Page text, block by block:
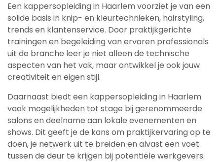
Een kappersopleiding in Haarlem voorziet je van een
solide basis in knip- en kleurtechnieken, hairstyling,
trends en klantenservice. Door praktijkgerichte
trainingen en begeleiding van ervaren professionals
uit de branche leer je niet alleen de technische
aspecten van het vak, maar ontwikkel je ook jouw
creativiteit en eigen stijl.
Daarnaast biedt een kappersopleiding in Haarlem
vaak mogelijkheden tot stage bij gerenommeerde
salons en deelname aan lokale evenementen en
shows. Dit geeft je de kans om praktijkervaring op te
doen, je netwerk uit te breiden en alvast een voet
tussen de deur te krijgen bij potentiële werkgevers.